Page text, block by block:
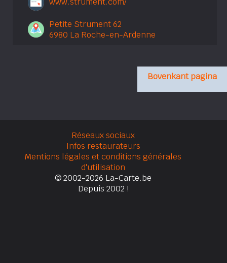
Petite Strument 62
6980 La Roche-en-Ardenne
Bovenkant pagina
Réseaux sociaux
Infos restaurateurs
Mentions légales et conditions générales
d'utilisation
© 2002-2026 La-Carte.be
Depuis 2002 !